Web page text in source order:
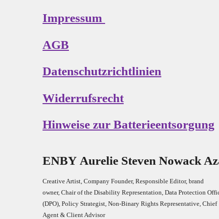
Impressum
AGB
Datenschutzrichtlinien
Widerrufsrecht
Hinweise zur Batterieentsorgung
ENBY Aurelie Steven Nowack
Creative Artist, Company Founder, Responsible Editor, brand
owner, Chair of the Disability Representation, Data Protection
(DPO), Policy Strategist, Non-Binary Rights Representative, Chief
Agent & Client Advisor